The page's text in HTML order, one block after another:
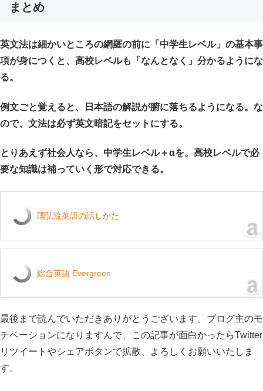
まとめ
英文法は細かいところの網羅の前に「中学生レベル」の基本事
項が身につくと、高校レベルも「なんとなく」分かるようにな
る。
例文ごと覚えると、日本語の解説が腑に落ちるようになる。な
ので、文法は必ず英文暗記をセットにする。
とりあえず社会人なら、中学生レベル＋αを。高校レベルで必
要な知識は補っていく形で対応できる。
國弘流英語の話しかた
総合英語 Evergreen
最後まで読んでいただきありがとうございます。ブログ主のモ
チベーションになりますんで、この記事が面白かったらTwitter
リツイートやシェアボタンで拡散、よろしくお願いいたしま
す。